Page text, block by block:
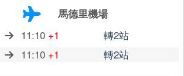
馬德里機場
11:10 +1
轉2站
11:10 +1 轉2站